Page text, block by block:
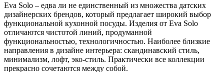
Eva Solo – едва ли не единственный из множества датских
дизайнерских брендов, который предлагает широкий выбор
функциональной кухонной посуды. Изделия от Eva Solo
отличаются чистотой линий, продуманной
функциональностью, технологичностью. Наиболее близкие
направления в дизайне интерьера: скандинавский стиль,
минимализм, лофт, эко-стиль. Практически все коллекции
прекрасно сочетаются между собой.